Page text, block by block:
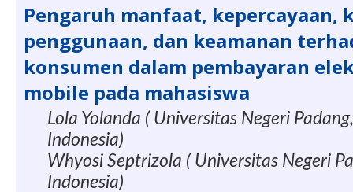
Pengaruh manfaat, kepercayaan,
penggunaan, dan keamanan
konsumen dalam pembayaran
mobile pada mahasiswa
Lola Yolanda ( Universitas Negeri
Indonesia)
Whyosi Septrizola ( Universitas Negeri
Indonesia)